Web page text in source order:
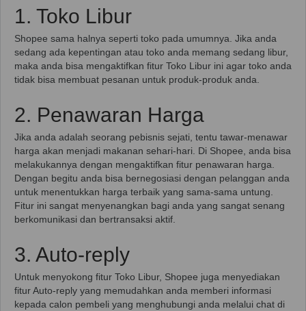
1. Toko Libur
Shopee sama halnya seperti toko pada umumnya. Jika anda
sedang ada kepentingan atau toko anda memang sedang libur,
maka anda bisa mengaktifkan fitur Toko Libur ini agar toko anda
tidak bisa membuat pesanan untuk produk-produk anda.
2. Penawaran Harga
Jika anda adalah seorang pebisnis sejati, tentu tawar-menawar
harga akan menjadi makanan sehari-hari. Di Shopee, anda bisa
melakukannya dengan mengaktifkan fitur penawaran harga.
Dengan begitu anda bisa bernegosiasi dengan pelanggan anda
untuk menentukkan harga terbaik yang sama-sama untung.
Fitur ini sangat menyenangkan bagi anda yang sangat senang
berkomunikasi dan bertransaksi aktif.
3. Auto-reply
Untuk menyokong fitur Toko Libur, Shopee juga menyediakan
fitur Auto-reply yang memudahkan anda memberi informasi
kepada calon pembeli yang menghubungi anda melalui chat di